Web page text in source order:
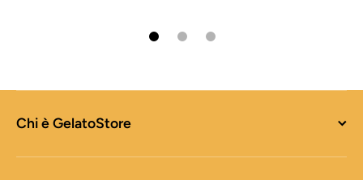
Chi è GelatoStore